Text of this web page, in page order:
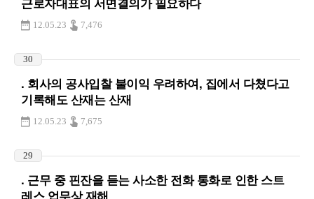
12.05.23 7,476
30
. 회사의 공사입찰 불이익 우려하여, 집에서 다쳤다고
기록해도 산재는 산재
12.05.23 7,675
29
. 근무 중 핀잔을 듣는 사소한 전화 통화로 인한 스트
레스 업무상 재해